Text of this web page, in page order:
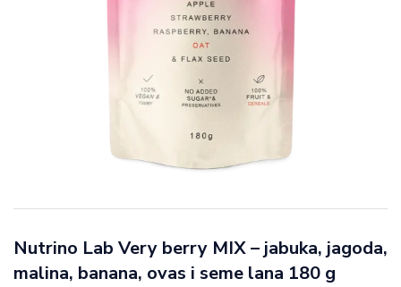
Nutrino Lab Very berry MIX – jabuka, jagoda,
malina, banana, ovas i seme lana 180 g